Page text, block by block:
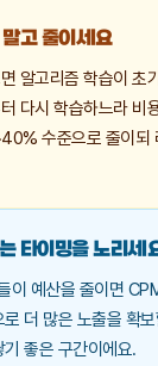
고 줄이세요
알고리즘 학습이 초
다시 학습하느라 비
수준으로 줄이되
타이밍을 노리세
이 예산을 줄이면
더 많은 노출을 확
좋은 구간이에요.